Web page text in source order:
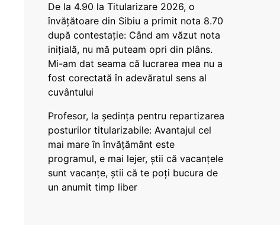
De la 4.90 la Titularizare 2026, o
învățătoare din Sibiu a primit nota 8.70
după contestație: Când am văzut nota
inițială, nu mă puteam opri din plâns.
Mi-am dat seama că lucrarea mea nu a
fost corectată în adevăratul sens al
cuvântului
Profesor, la ședința pentru repartizarea
posturilor titularizabile: Avantajul cel
mai mare în învățământ este
programul, e mai lejer, știi că vacanțele
sunt vacanţe, știi că te poți bucura de
un anumit timp liber